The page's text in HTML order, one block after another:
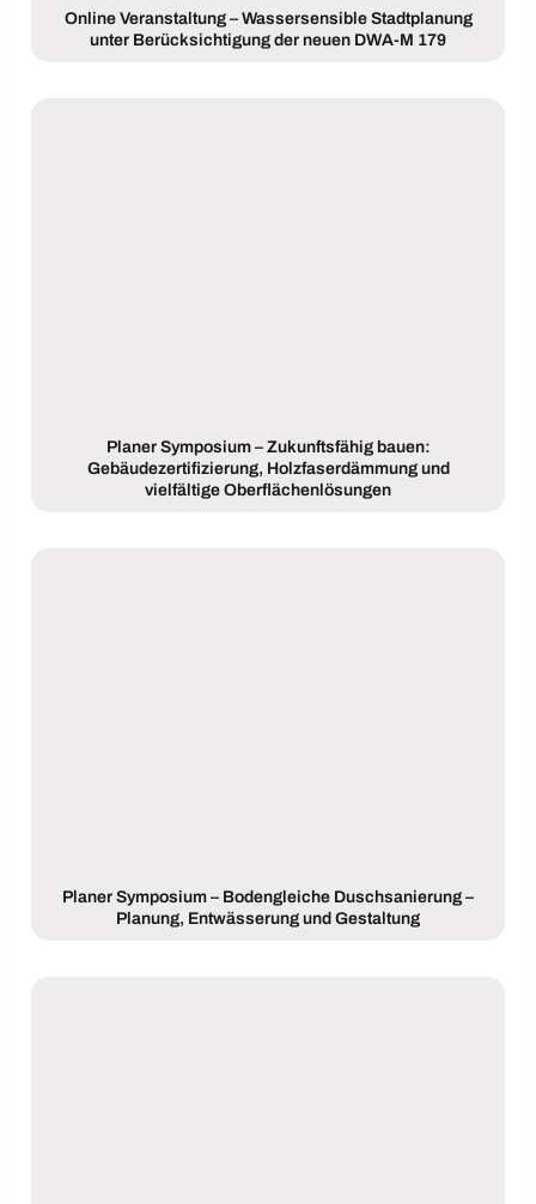
Online Veranstaltung – Wassersensible Stadtplanung
unter Berücksichtigung der neuen DWA-M 179
Planer Symposium – Zukunftsfähig bauen:
Gebäudezertifizierung, Holzfaserdämmung und
vielfältige Oberflächenlösungen
Planer Symposium – Bodengleiche Duschsanierung –
Planung, Entwässerung und Gestaltung